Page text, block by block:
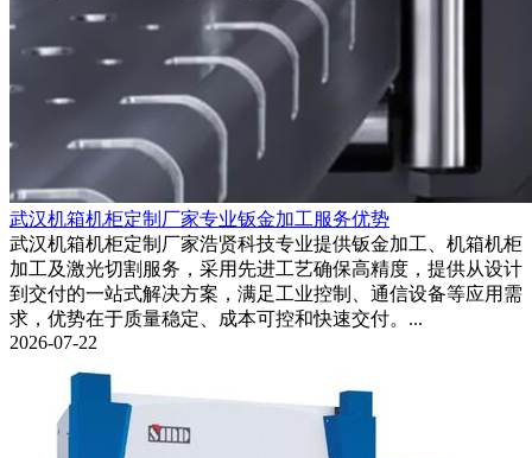
武汉机箱机柜定制厂家专业钣金加工服务优势
武汉机箱机柜定制厂家浩贤科技专业提供钣金加工、机箱机柜
加工及激光切割服务，采用先进工艺确保高精度，提供从设计
到交付的一站式解决方案，满足工业控制、通信设备等应用需
求，优势在于质量稳定、成本可控和快速交付。...
2026-07-22